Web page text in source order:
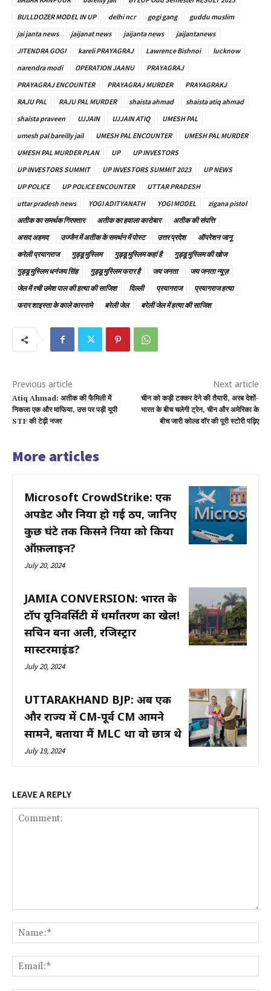
BULLDOZER MODEL IN UP
delhi ncr gogi gang
guddu muslim
jai janta news
jaijanat news jaijanta news
jaijantanews
JITENDRA GOGI
kareli PRAYAGRAJ Lawrence Bishnoi
lucknow
narendra modi
OPERATION JAANU
PRAYAGRAJ
PRAYAGRAJ ENCOUNTER
PRAYAGRAJ MURDER
PRAYAGRAKJ
RAJU PAL
RAJU PAL MURDER shaista ahmad
shaista atiq ahmad
shaista praveen
UJJAIN UJJAIN ATIQ
UMESH PAL
umesh pal bareilly jail
UMESH PAL ENCOUNTER
UMESH PAL MURDER
UMESH PAL MURDER PLAN
UP
UP INVESTORS
UP INVESTORS SUMMIT
UP INVESTORS SUMMIT 2023
UP NEWS
UP POLICE
UP POLICE ENCOUNTER
UTTAR PRADESH
uttar pradesh news
YOGI ADITYANATH YOGI MODEL
zigana pistol
अतीक का समर्थक गिरफ्तार
अतीक का हवाला कारोबार
अतीक की संपत्ति
असद अहमद
उज्जैन में अतीक के समर्थन में पोस्ट उत्तर प्रदेश
ऑपरेशन जानू
करेली प्रयागराज
गुड्डू मुस्लिम गुड्डू मुस्लिम कहां है
गुड्डू मुस्लिम की खोज
गुड्डू मुस्लिम धनंजय सिंह
गुड्डू मुस्लिम फरार है जय जनता
जय जनता न्यूज़
जेल में रची उमेश पाल की हत्या की साजिश
दिल्ली प्रयागराज
प्रयागराज हत्या
फरार शाइस्ता के काले कारनामे
बरेली जेल बरेली जेल में हत्या की साजिश
Previous article
Atiq Ahmad: अतीक की फैमिली में
निकला एक और माफिया, उस पर पड़ी यूपी
STF की टेढ़ी नजर
Next article
चीन को कड़ी टक्कर देने की तैयारी, अरब देशों-
भारत के बीच चलेगी ट्रेन, चीन और अमेरिका के
बीच जारी कोल्ड वॉर की पूरी स्टोरी पढ़िए
More articles
Microsoft CrowdStrike: एक
अपडेट और दुनिया हो गई ठप, जानिए
कुछ घंटे तक किसने दुनिया को किया
ऑफ़लाइन?
July 20, 2024
JAMIA CONVERSION: भारत के
टॉप यूनिवर्सिटी में धर्मांतरण का खेल!
सचिन बना अली, रजिस्ट्रार
मास्टरमाइंड?
July 20, 2024
UTTARAKHAND BJP: अब एक
और राज्य में CM-पूर्व CM आमने
सामने, बताया मैं MLC था वो छात्र थे
July 19, 2024
LEAVE A REPLY